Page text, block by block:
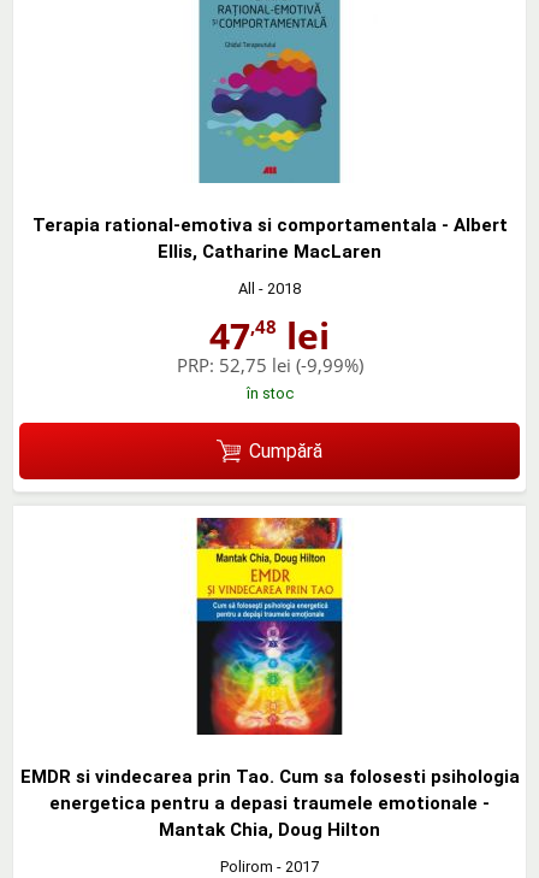
Terapia rational-emotiva si comportamentala - Albert
Ellis, Catharine MacLaren
All - 2018
47,48 lei
PRP: 52,75 lei (-9,99%)
în stoc
Cumpără
EMDR si vindecarea prin Tao. Cum sa folosesti psihologia
energetica pentru a depasi traumele emotionale -
Mantak Chia, Doug Hilton
Polirom - 2017